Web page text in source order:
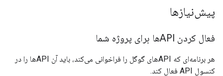
پیش‌نیازها
فعال کردن APIها برای پروژه شما
هر برنامه‌ای که APIهای گوگل را فراخوانی می‌کند، باید آن APIها را در
کنسول API فعال کند.